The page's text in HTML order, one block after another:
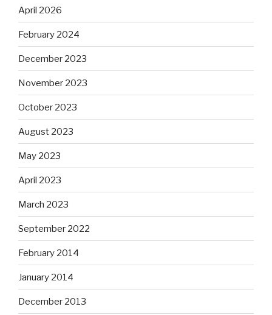
April 2026
February 2024
December 2023
November 2023
October 2023
August 2023
May 2023
April 2023
March 2023
September 2022
February 2014
January 2014
December 2013